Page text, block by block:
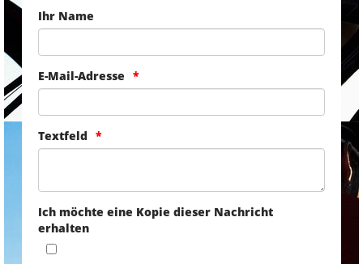
Ihr Name
E-Mail-Adresse
Textfeld
Ich möchte eine Kopie dieser Nachricht
erhalten